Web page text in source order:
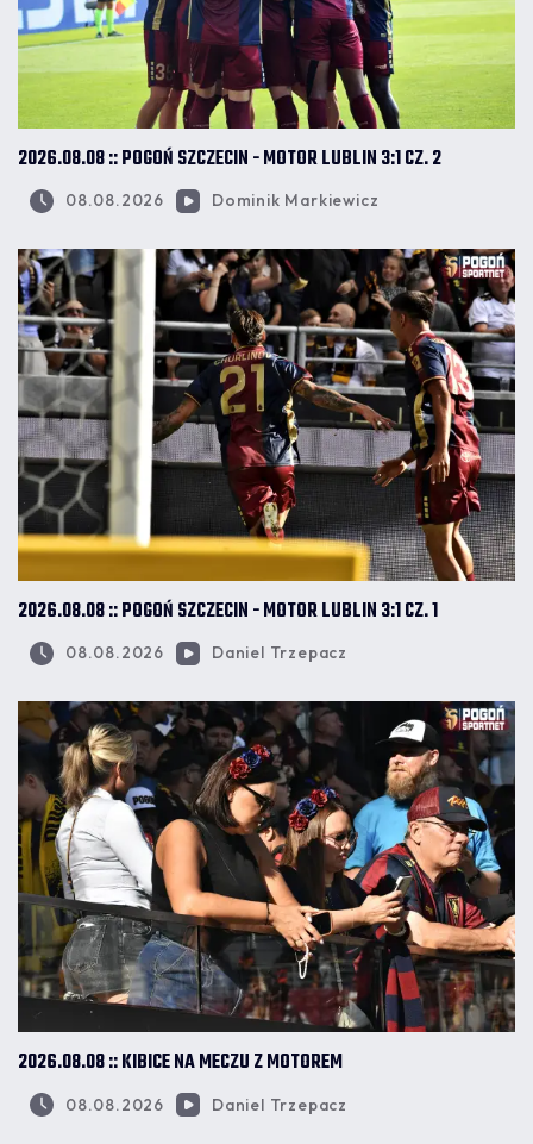
2026.08.08 :: POGOŃ SZCZECIN - MOTOR LUBLIN 3:1 CZ. 2
08.08.2026 Dominik Markiewicz
2026.08.08 :: POGOŃ SZCZECIN - MOTOR LUBLIN 3:1 CZ. 1
08.08.2026 Daniel Trzepacz
2026.08.08 :: KIBICE NA MECZU Z MOTOREM
08.08.2026 Daniel Trzepacz